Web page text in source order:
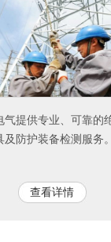
气提供专业、可靠的
及防护装备检测服务
查看详情